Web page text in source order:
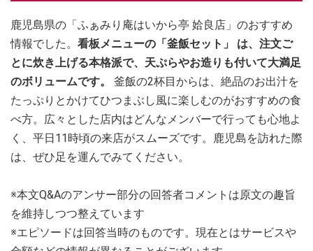
鹿児島県の「ふぁみり庵はいから亭 姶良店」のおすすめ
情報でした。 看板メニューの「釜飯セット」 は、注文ご
とに炊き上げる本格派で、天ぷらやお造りも付いて大満足
のボリュームです。
釜飯の2杯目からは、絶品のお出汁を
たっぷりとかけてひつまぶし風に楽しむのがおすすめの食
べ方。広々とした店内はどんなメンバーで行っても心地よ
く、平日11時頃の来店がスムーズです。鹿児島を訪れた際
は、ぜひ足を運んでみてください。
※本文Q&Aのアンサー部分の回答者コメントは原文の趣旨
を維持しつつ整えています
※エピソードは回答当時のものです。現在とはサービスや